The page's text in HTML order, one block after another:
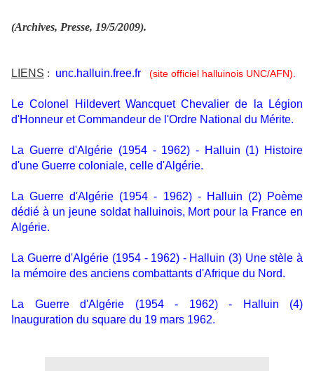
(Archives, Presse, 19/5/2009).
LIENS : unc.halluin.free.fr (site officiel halluinois UNC/AFN).
Le Colonel Hildevert Wancquet Chevalier de la Légion
d'Honneur et Commandeur de l'Ordre National du Mérite.
La Guerre d'Algérie (1954 - 1962) - Halluin (1) Histoire
d'une Guerre coloniale, celle d'Algérie.
La Guerre d'Algérie (1954 - 1962) - Halluin (2) Poème
dédié à un jeune soldat halluinois, Mort pour la France en
Algérie.
La Guerre d'Algérie (1954 - 1962) - Halluin (3) Une stèle à
la mémoire des anciens combattants d'Afrique du Nord.
La Guerre d'Algérie (1954 - 1962) - Halluin (4)
Inauguration du square du 19 mars 1962.